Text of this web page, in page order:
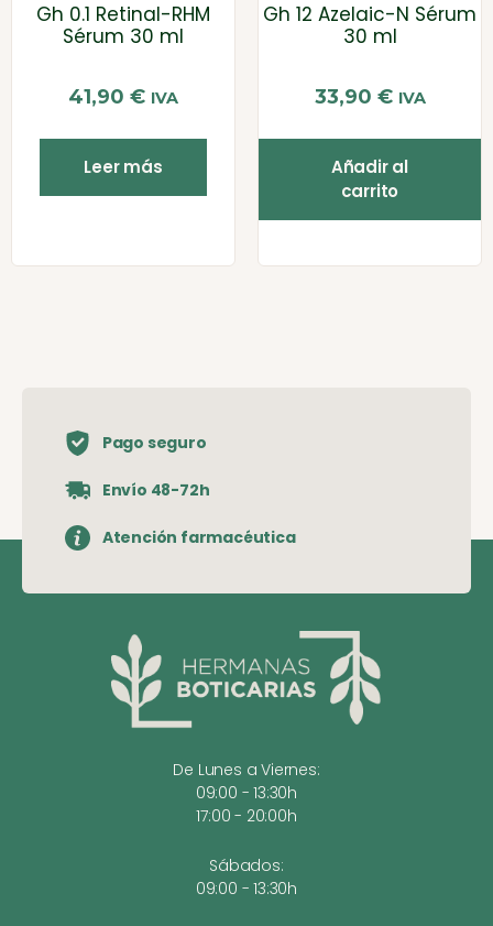
Gh 0.1 Retinal-RHM
Sérum 30 ml
41,90 € IVA
Leer más
Gh 12 Azelaic-N Sérum
30 ml
33,90 € IVA
Añadir al
carrito
Pago seguro
Envío 48-72h
Atención farmacéutica
De Lunes a Viernes:
09:00 - 13:30h
17:00 - 20:00h
Sábados:
09:00 - 13:30h